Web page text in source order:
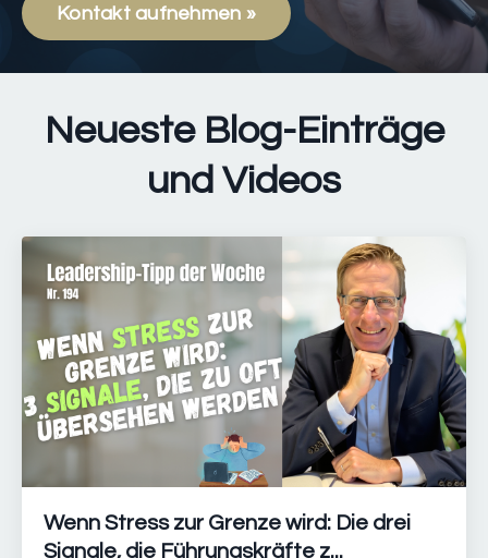
Kontakt aufnehmen »
Neueste Blog-Einträge
und Videos
Wenn Stress zur Grenze wird: Die drei
Signale, die Führungskräfte z...